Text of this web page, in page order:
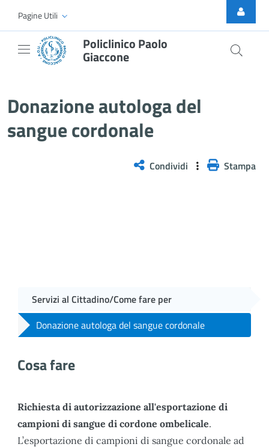
Skip to Main Content
Pagine Utili
Policlinico Paolo
Giaccone
Donazione autologa del
sangue cordonale
Condividi Stampa
Servizi al Cittadino/Come fare per
Donazione autologa del sangue cordonale
Cosa fare
Richiesta di autorizzazione all'esportazione di
campioni di sangue di cordone ombelicale.
L’esportazione di campioni di sangue cordonale ad